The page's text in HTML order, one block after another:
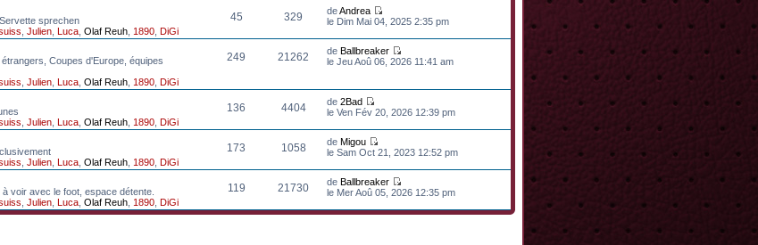
sprechen
Julien Luca Olaf Reuh 1890 DiGi
45 329 deAndrea
le Dim Mai 04, 2025 2:35 pm
Coupes d'Europe, équipes
Julien Luca Olaf Reuh 1890 DiGi
249 21262 deBallbreaker
le Jeu Aoû 06, 2026 11:41 am
Julien Luca Olaf Reuh 1890 DiGi
136 4404 de2Bad
le Ven Fév 20, 2026 12:39 pm
Julien Luca Olaf Reuh 1890 DiGi
173 1058 deMigou
le Sam Oct 21, 2023 12:52 pm
voir avec le foot, espace détente.
Julien Luca Olaf Reuh 1890 DiGi
119 21730 deBallbreaker
le Mer Aoû 05, 2026 12:35 pm